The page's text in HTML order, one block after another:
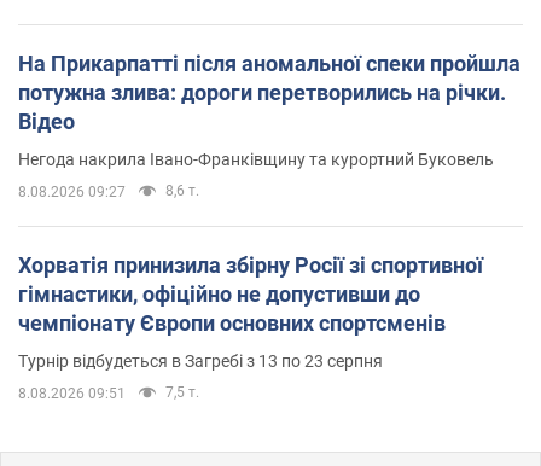
На Прикарпатті після аномальної спеки пройшла
потужна злива: дороги перетворились на річки.
Відео
Негода накрила Івано-Франківщину та курортний Буковель
8.08.2026 09:27 8,6 т.
Хорватія принизила збірну Росії зі спортивної
гімнастики, офіційно не допустивши до
чемпіонату Європи основних спортсменів
Турнір відбудеться в Загребі з 13 по 23 серпня
8.08.2026 09:51 7,5 т.